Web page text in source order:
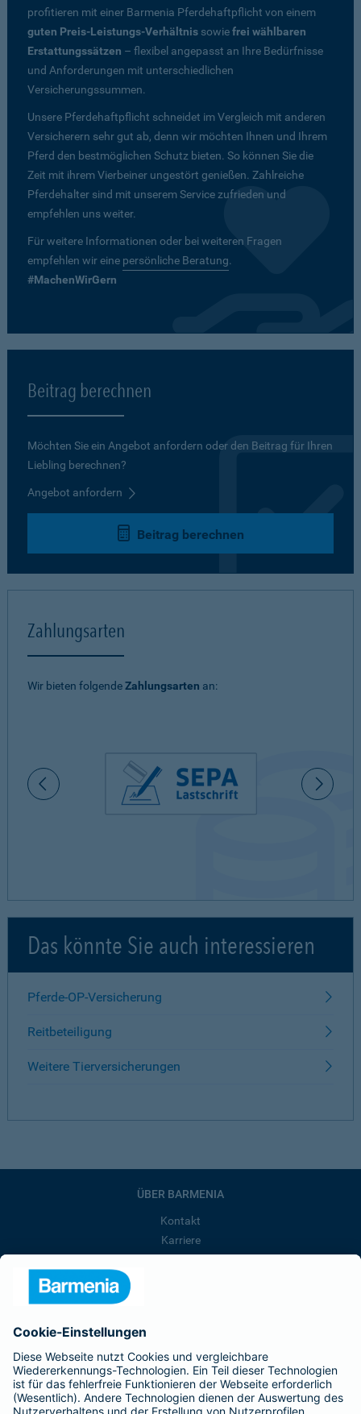
profitieren mit einer Barmenia Pferdehaftpflicht von einem
guten Preis-Leistungs-Verhältnis sowiefrei wählbaren
Erstattungssätzen – flexibel angepasst an Ihre Bedürfnisse
und Anforderungen mit unterschiedlichen
Versicherungssummen.
Unsere Pferdehaftpflicht schneidet im Vergleich mit anderen
Versicherern sehr gut ab, denn wir möchten Ihnen und Ihrem
Pferd den bestmöglichen Schutz bieten. So können Sie die
Zeit mit ihrem Vierbeiner ungestört genießen. Zahlreiche
Pferdehalter sind mit unserem Service zufrieden und
empfehlen uns weiter.
Für weitere Informationen oder bei weiteren Fragen
empfehlen wir eine persönliche Beratung.
#MachenWirGern
Beitrag berechnen
Möchten Sie ein Angebot anfordern oder den Beitrag für Ihren
Liebling berechnen?
Angebot anfordern
Beitrag berechnen
Zahlungsarten
Wir bieten folgendeZahlungsarten an:
Das könnte Sie auch interessieren
Pferde-OP-Versicherung
Reitbeteiligung
Weitere Tierversicherungen
ÜBER BARMENIA
Kontakt
Karriere
Barmenia ist Teil der BarmeniaGothaer
BELIEBTE SEITEN
Kranken-Zusatzversicherung